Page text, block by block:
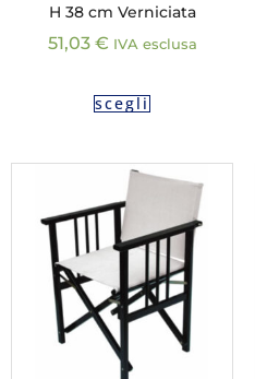
H 38 cm Verniciata
51,03 € IVA esclusa
scegli